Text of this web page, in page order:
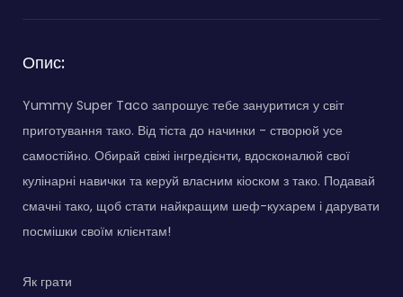
Опис:
Yummy Super Taco запрошує тебе зануритися у світ
приготування тако. Від тіста до начинки - створюй усе
самостійно. Обирай свіжі інгредієнти, вдосконалюй свої
кулінарні навички та керуй власним кіоском з тако. Подавай
смачні тако, щоб стати найкращим шеф-кухарем і дарувати
посмішки своїм клієнтам!
Як грати